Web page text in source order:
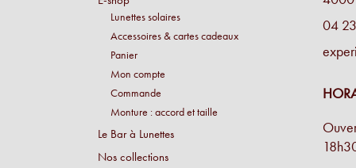
Une cliente
Conseil personnalisé et surtout une proposition de
merveille !
Énormément de disponibilité pour faire son choix de
beaucoup de conscience professionnelle.
Lunettes solaires
Accessoires & cartes cadeaux
Panier
Mon compte
Commande
Monture : accord et taille
Le Bar à Lunettes
Nos collections
04